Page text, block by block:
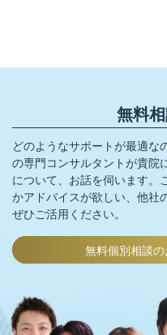
無料
どのようなサポートが最適な
の専門コンサルタントが貴院
について、お話を伺います。
かアドバイスが欲しい、他社
ぜひご活用ください。
無料個別相談